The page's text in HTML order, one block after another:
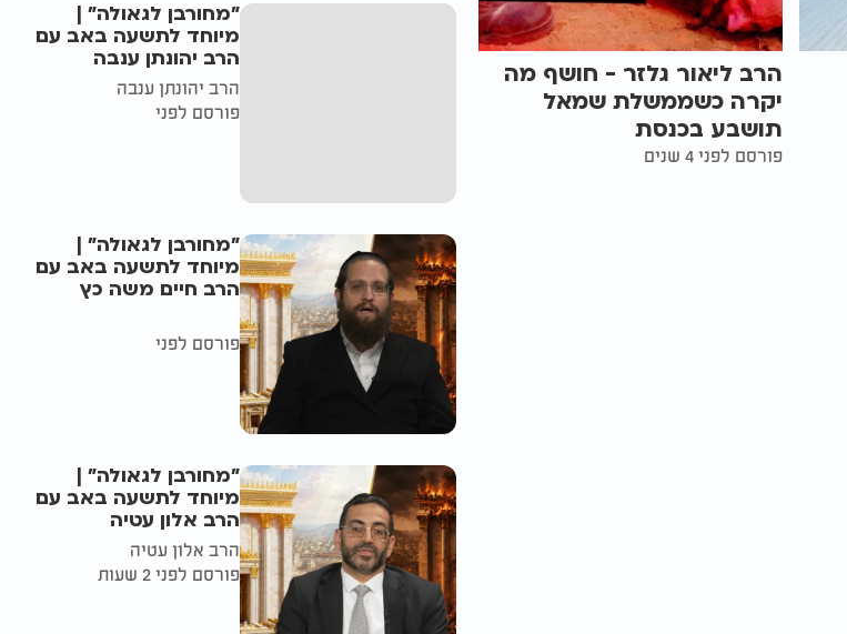
הרב ליאור גלזר - חושף מה
יקרה כשממשלת שמאל
תושבע בכנסת
פורסם לפני 4 שנים
"מחורבן לגאולה" |
מיוחד לתשעה באב עם
הרב יהונתן ענבה
הרב יהונתן ענבה
פורסם לפני
"מחורבן לגאולה" |
מיוחד לתשעה באב עם
הרב חיים משה כץ
פורסם לפני
"מחורבן לגאולה" |
מיוחד לתשעה באב עם
הרב אלון עטיה
הרב אלון עטיה
פורסם לפני 2 שעות